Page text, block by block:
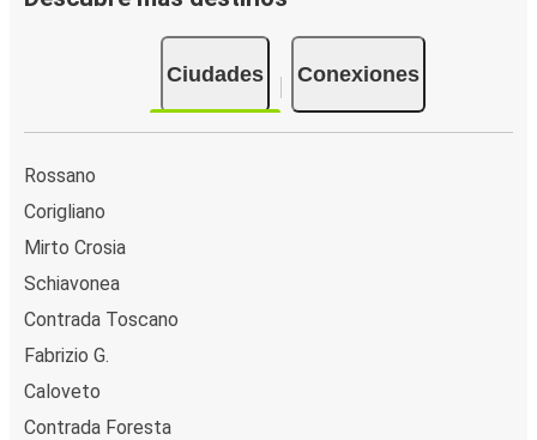
Ciudades Conexiones
Rossano
Corigliano
Mirto Crosia
Schiavonea
Contrada Toscano
Fabrizio G.
Caloveto
Contrada Foresta